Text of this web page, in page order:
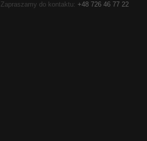
Zapraszamy do kontaktu: +48 726 46 77 22